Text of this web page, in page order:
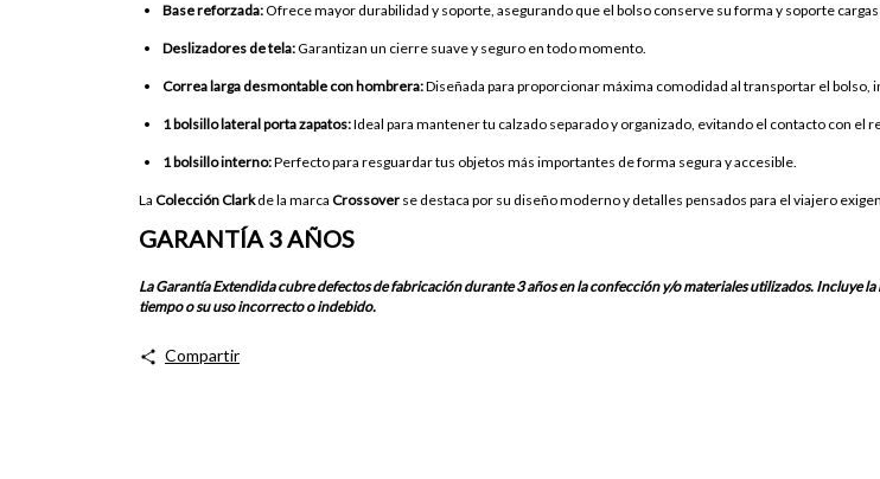
Base reforzada:Ofrece mayor durabilidad y soporte, asegurando que el bolso conserve su forma y soporte
Deslizadores de tela:Garantizan un cierre suave y seguro en todo momento.
Correa larga desmontable con hombrera:Diseñada para proporcionar máxima comodidad al transportar el bolso,
1 bolsillo lateral porta zapatos:Ideal para mantener tu calzado separado y organizado, evitando el contacto con el
1 bolsillo interno:Perfecto para resguardar tus objetos más importantes de forma segura y accesible.
La Colección Clarkde la marca Crossover se destaca por su diseño moderno y detalles pensados para el viajero
GARANTÍA 3 AÑOS
La Garantía Extendida cubre defectos de fabricación durante 3 años en la confección y/o materiales utilizados. Incluye
tiempo o su uso incorrecto o indebido.
Compartir